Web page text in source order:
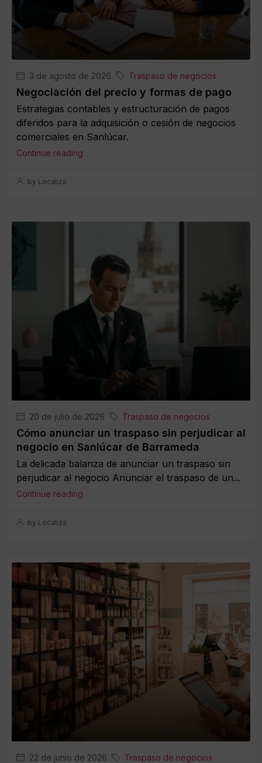
3 de agosto de 2026 Traspaso de negocios
Negociación del precio y formas de pago
Estrategias contables y estructuración de pagos
diferidos para la adquisición o cesión de negocios
comerciales en Sanlúcar.
Continue reading
by Localiza
20 de julio de 2026 Traspaso de negocios
Cómo anunciar un traspaso sin perjudicar al
negocio en Sanlúcar de Barrameda
La delicada balanza de anunciar un traspaso sin
perjudicar al negocio Anunciar el traspaso de un...
Continue reading
by Localiza
22 de junio de 2026 Traspaso de negocios